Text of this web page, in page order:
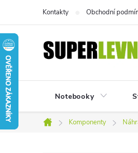
obsah
Kontakty Obchodní
Notebooky
Domů
Komponenty